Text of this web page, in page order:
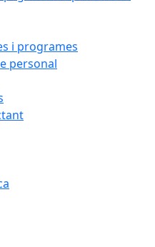
i programes
personal